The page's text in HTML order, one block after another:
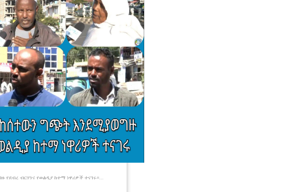
ብርሃንና የወልዲያ ከተማ ነዋሪዎች ተናገሩ።...